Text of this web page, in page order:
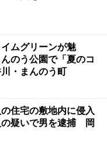
ムグリーンが魅
のう公園で「夏のコ
・まんのう町
住宅の敷地内に侵入
疑いで男を逮捕 岡